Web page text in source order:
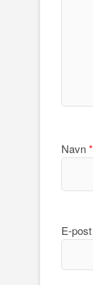
Navn*
E-post